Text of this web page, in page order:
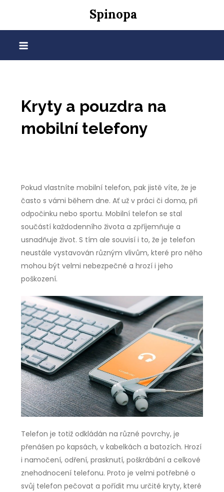
content
Spinopa
Kryty a pouzdra na
mobilní telefony
Pokud vlastníte mobilní telefon, pak jistě víte, že je
často s vámi během dne. Ať už v práci či doma, při
odpočinku nebo sportu. Mobilní telefon se stal
součástí každodenního života a zpříjemňuje a
usnadňuje život. S tím ale souvisí i to, že je telefon
neustále vystavován různým vlivům, které pro něho
mohou být velmi nebezpečné a hrozí i jeho
poškození.
Telefon je totiž odkládán na různé povrchy, je
přenášen po kapsách, v kabelkách a batozích. Hrozí
i namočení, odření, prasknutí, poškrábání a celkové
znehodnocení telefonu. Proto je velmi potřebné o
svůj telefon pečovat a pořídit mu určité kryty, které